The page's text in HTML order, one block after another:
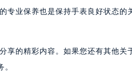
军路法穆兰售后服务中心（需提前
长安路法穆兰售后服务中心（需提
太平路法穆兰售后服务中心（需提
专业保养也是保持手表良好状态的
享的精彩内容。如果您还有其他关